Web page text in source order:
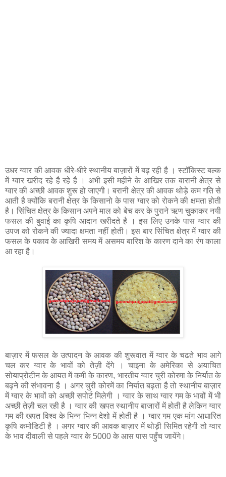
उधर ग्वार की आवक धीरे-धीरे स्थानीय बाज़ारों में बढ़ रही है । स्टॉकिस्ट बल्क
में ग्वार खरीद रहे है रहे है । अभी इसी महीने के आखिर तक बारानी क्षेत्र से
ग्वार की अच्छी आवक शुरू हो जाएगी। बरानी क्षेत्र की आवक थोड़े कम गति से
आती है क्योंकि बरानी क्षेत्र के किसानो के पास ग्वार को रोकने की क्षमता होती
है। सिंचित क्षेत्र के किसान अपने माल को बेच कर के पुराने ऋण चुकाकर नयी
फसल की बुवाई का कृषि आदान खरीदते है । इस लिए उनके पास ग्वार की
उपज को रोकने की ज्यादा क्षमता नहीं होती। इस बार सिंचित क्षेत्र में ग्वार की
फसल के पकाव के आखिरी समय में असमय बारिश के कारण दाने का रंग काला
आ रहा है।
बाज़ार में फसल के उत्पादन के आवक की शुरूवात में ग्वार के चढते भाव आगे
चल कर ग्वार के भावों को तेज़ी देंगे । चाइना के अमेरिका से अयाचित
सोयाप्रोटीन के आयत में कमी के कारण, भारतीय ग्वार चुरी कोरमा के निर्यात के
बढ़ने की संभावना है । अगर चुरी कोरमें का निर्यात बढ़ता है तो स्थानीय बाज़ार
में ग्वार के भावों को अच्छी सपोर्ट मिलेगी । ग्वार के साथ ग्वार गम के भावों में भी
अच्छी तेज़ी चल रही है । ग्वार की खपत स्थानीय बाजारों में होती है लेकिन ग्वार
गम की खपत विश्व के भिन्न भिन्न देशो में होती है । ग्वार गम एक मांग आधारित
कृषि कमोडिटी है । अगर ग्वार की आवक बाज़ार में थोड़ी सिमित रहेगी तो ग्वार
के भाव दीवाली से पहले ग्वार के 5000 के आस पास पहुँच जायेंगे।